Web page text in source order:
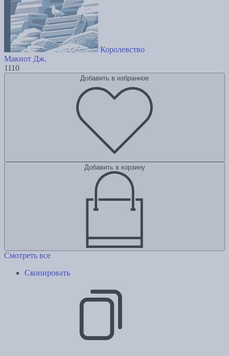
Королевство
Макнот Дж.
1110
Добавить в избранное
Добавить в корзину
Смотреть все
Скопировать